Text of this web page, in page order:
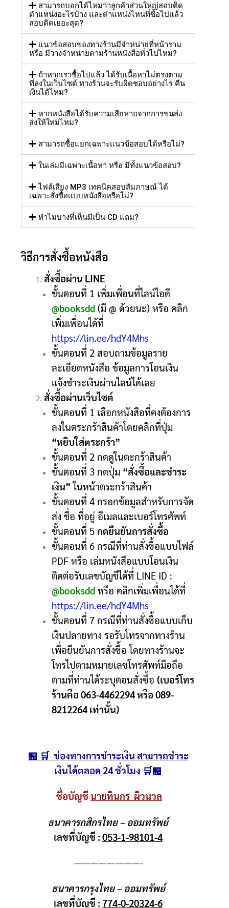
สามารถบอกได้ไหมว่าลูกค้าส่วนใหญ่สอบติด
ตำแหน่งอะไรบ้าง และตำแหน่งไหนที่ซื้อไปแล้ว
สอบติดเยอะสุด?
แนวข้อสอบของทางร้านมีจำหน่ายที่หน้าราม
หรือ มีวางจำหน่ายตามร้านหนังสือทั่วไปไหม?
ถ้าหากเราซื้อไปแล้ว ได้รับเนื้อหาไม่ตรงตาม
ที่ลงในเว็บไซต์ ทางร้านจะรับผิดชอบอย่างไร คืน
เงินได้ไหม?
หากหนังสือได้รับความเสียหายจากการขนส่ง
ส่งให้ใหม่ไหม?
สามารถซื้อแยกเฉพาะแนวข้อสอบได้หรือไม่?
ในเล่มมีเฉพาะเนื้อหา หรือ มีทั้งแนวข้อสอบ?
ไฟล์เสียง MP3 เทคนิคสอบสัมภาษณ์ ได้
เฉพาะสั่งซื้อแบบหนังสือหรือไม่?
ทำไมบางที่เห็นมีเป็น CD แถม?
วิธีการสั่งซื้อหนังสือ
สั่งซื้อผ่าน LINE
ขั้นตอนที่ 1 เพิ่มเพื่อนที่ไลน์ไอดี
@booksdd (มี @ ด้วยนะ) หรือ คลิก
เพิ่มเพื่อนได้ที่
https://lin.ee/hdY4Mhs
ขั้นตอนที่ 2 สอบถามข้อมูลราย
ละเอียดหนังสือ ข้อมูลการโอนเงิน
แจ้งชำระเงินผ่านไลน์ได้เลย
สั่งซื้อผ่านเว็บไซต์
ขั้นตอนที่ 1 เลือกหนังสือที่คงต้องการ
ลงในตระกร้าสินค้าโดยคลิกที่ปุ่ม
“หยิบใส่ตระกร้า”
ขั้นตอนที่ 2 กดดูในตะกร้าสินค้า
ขั้นตอนที่ 3 กดปุ่ม “สั่งซื้อและชำระ
เงิน”ในหน้าตระกร้าสินค้า
ขั้นตอนที่ 4 กรอกข้อมูลสำหรับการจัด
ส่ง ชื่อ ที่อยู่ อีเมลและเบอร์โทรศัพท์
ขั้นตอนที่ 5กดยืนยันการสั่งซื้อ
ขั้นตอนที่ 6 กรณีที่ท่านสั่งซื้อแบบไฟล์
PDF หรือ เล่มหนังสือแบบโอนเงิน
ติดต่อรับเลขบัญชีได้ที่ LINE ID :
@booksdd หรือ คลิกเพิ่มเพื่อนได้ที่
https://lin.ee/hdY4Mhs
ขั้นตอนที่ 7 กรณีที่ท่านสั่งซื้อแบบเก็บ
เงินปลายทาง รอรับโทรจากทางร้าน
เพื่อยืนยันการสั่งซื้อ โดยทางร้านจะ
โทรไปตามหมายเลขโทรศัพท์มือถือ
ตามที่ท่านได้ระบุตอนสั่งซื้อ(เบอร์โทร
ร้านคือ 063-4462294 หรือ 089-
8212264 เท่านั้น)
🏪 🛒 ช่องทางการชำระเงิน สามารถชำระ
เงินได้ตลอด 24 ชั่วโมง 🛒🏪
ชื่อบัญชีนายทินกร ผิวนวล
ธนาคารกสิกรไทย – ออมทรัพย์
เลขที่บัญชี :053-1-98101-4
————————-
ธนาคารกรุงไทย – ออมทรัพย์
เลขที่บัญชี :774-0-20324-6